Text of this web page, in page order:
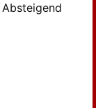
Absteigend